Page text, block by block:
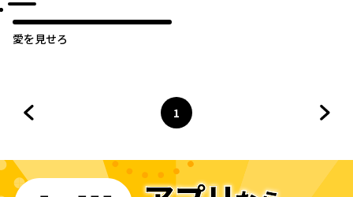
愛を見せろ
ページ
1
へ